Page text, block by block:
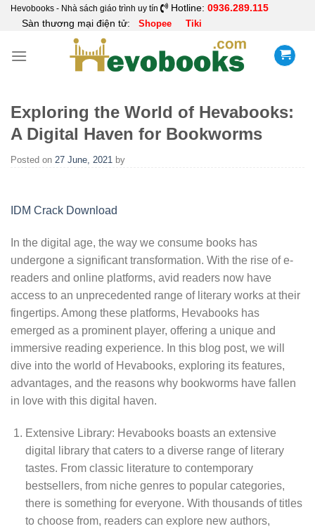
SkipHevobooks - Nhà sách giáo trình uy tín Hotline: 0936.289.115
Sàn thương mại điện tử: Shopee Tiki
Exploring the World of Hevabooks:
A Digital Haven for Bookworms
Posted on 27 June, 2021 by
IDM Crack Download
In the digital age, the way we consume books has
undergone a significant transformation. With the rise of e-
readers and online platforms, avid readers now have
access to an unprecedented range of literary works at their
fingertips. Among these platforms, Hevabooks has
emerged as a prominent player, offering a unique and
immersive reading experience. In this blog post, we will
dive into the world of Hevabooks, exploring its features,
advantages, and the reasons why bookworms have fallen
in love with this digital haven.
Extensive Library: Hevabooks boasts an extensive
digital library that caters to a diverse range of literary
tastes. From classic literature to contemporary
bestsellers, from niche genres to popular categories,
there is something for everyone. With thousands of titles
to choose from, readers can explore new authors,